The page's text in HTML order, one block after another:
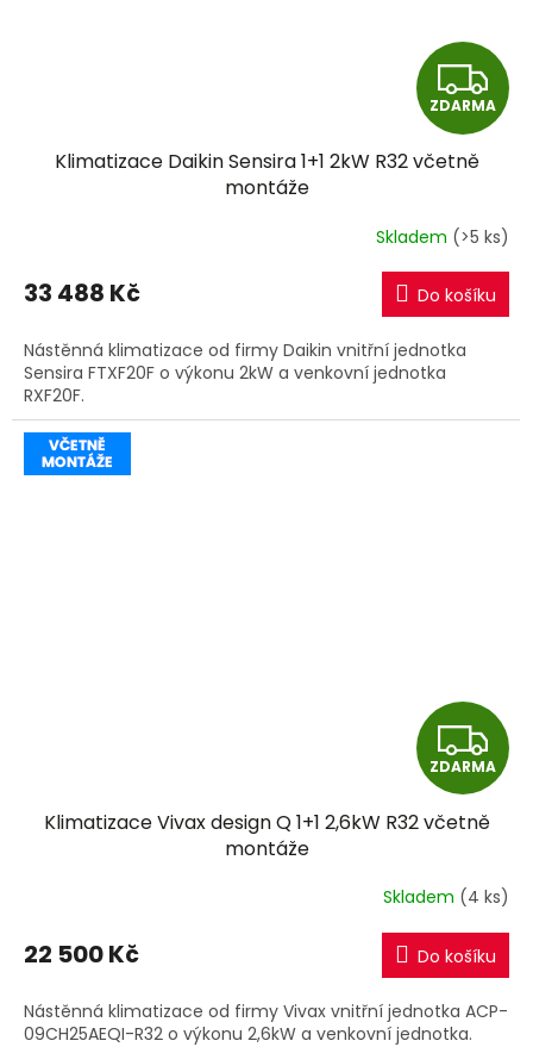
Z
D
R
M
A
ZDARMA
Klimatizace Daikin Sensira 1+1 2kW R32 včetně
montáže
Skladem (>5 ks)
33 488 Kč Do košíku
Nástěnná klimatizace od firmy Daikin vnitřní jednotka
Sensira FTXF20F o výkonu 2kW a venkovní jednotka
RXF20F.
Z
D
A
R
M
A
ZDARMA
Klimatizace Vivax design Q 1+1 2,6kW R32 včetně
montáže
Skladem (4 ks)
22 500 Kč Do košíku
Nástěnná klimatizace od firmy Vivax vnitřní jednotka ACP-
09CH25AEQI-R32 o výkonu 2,6kW a venkovní jednotka.